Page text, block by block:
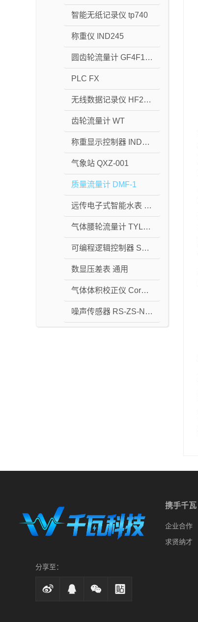
智能无纸记录仪 tp740
称重仪 IND245
圆齿轮流量计 GF4F1P1
PLC FX
无线数据记录仪 HF2211
齿轮流量计 WT
称重显示控制器 IND320
气象站 QXZ-001
质量流量计 DMF-1
远传电子式智能水表 M-BUS
气体腰轮流量计 TYLP型
可编程逻辑控制器 S7-200 SMART
数显压差表 通用
气体体积校正仪 CorusPTZ
噪声传感器 RS-ZS-N01
分享至：
携手千瓦
企业合作
求贤纳才